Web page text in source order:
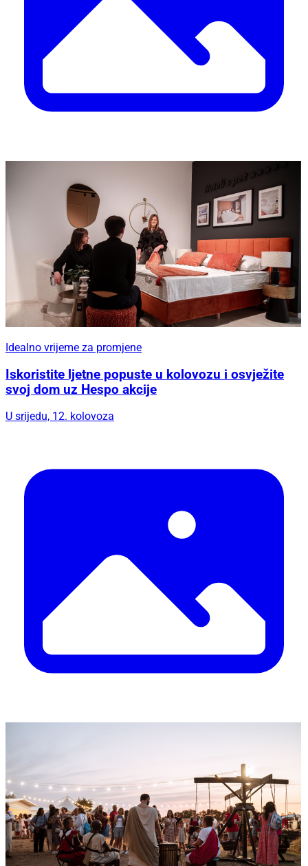
Idealno vrijeme za promjene
Iskoristite ljetne popuste u kolovozu i osvježite
svoj dom uz Hespo akcije
U srijedu, 12. kolovoza